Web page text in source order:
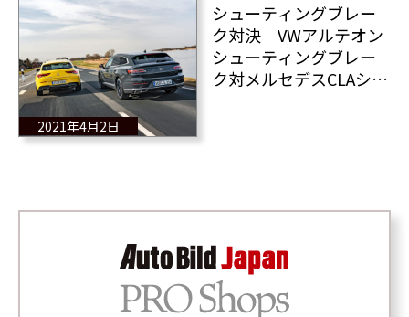
2021年4月2日
シューティングブレー
ク対決 VWアルテオン
シューティングブレー
ク対メルセデスCLAシュ